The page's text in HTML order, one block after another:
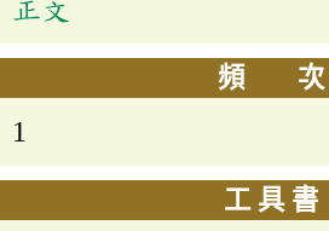
正文
頻 次
1
工 具 書